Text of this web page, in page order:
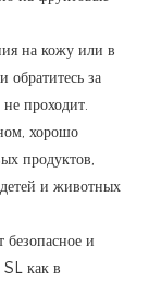
на кожу или в
обратитесь за
проходит.
хорошо
продуктов,
и животных
безопасное и
как в